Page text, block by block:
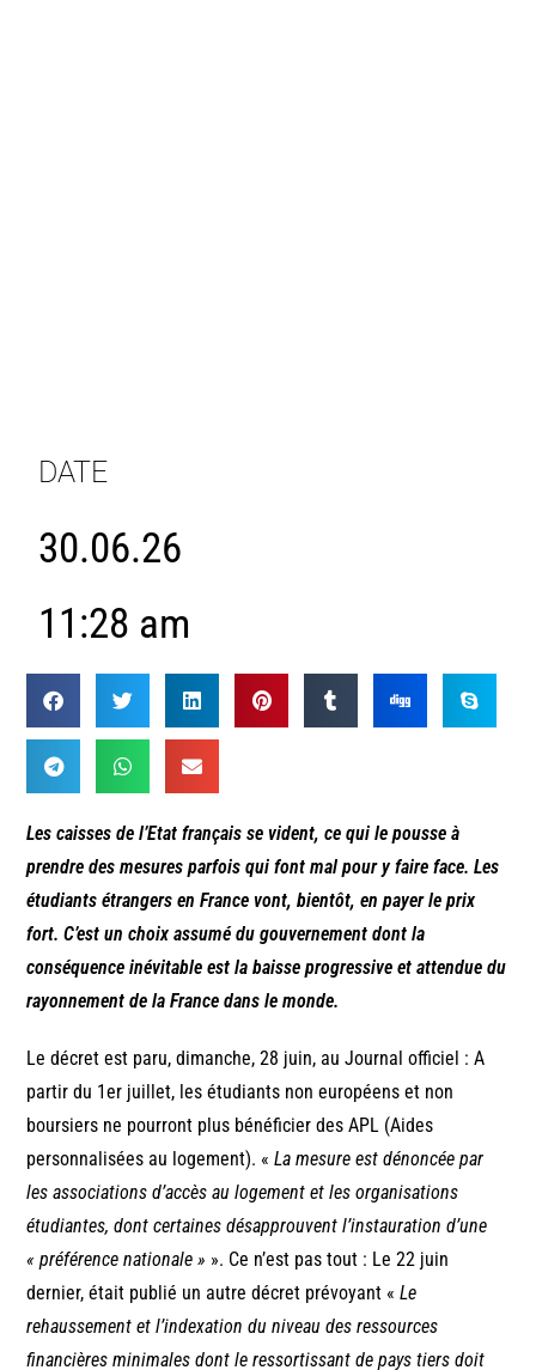
DATE
30.06.26
11:28 am
Les caisses de l’Etat français se vident, ce qui le pousse à
prendre des mesures parfois qui font mal pour y faire face. Les
étudiants étrangers en France vont, bientôt, en payer le prix
fort. C’est un choix assumé du gouvernement dont la
conséquence inévitable est la baisse progressive et attendue du
rayonnement de la France dans le monde.
Le décret est paru, dimanche, 28 juin, au Journal officiel : A
partir du 1er juillet, les étudiants non européens et non
boursiers ne pourront plus bénéficier des APL (Aides
personnalisées au logement). «La mesure est dénoncée par
les associations d’accès au logement et les organisations
étudiantes, dont certaines désapprouvent l’instauration d’une
« préférence nationale » ». Ce n’est pas tout : Le 22 juin
dernier, était publié un autre décret prévoyant «Le
rehaussement et l’indexation du niveau des ressources
financières minimales dont le ressortissant de pays tiers doit